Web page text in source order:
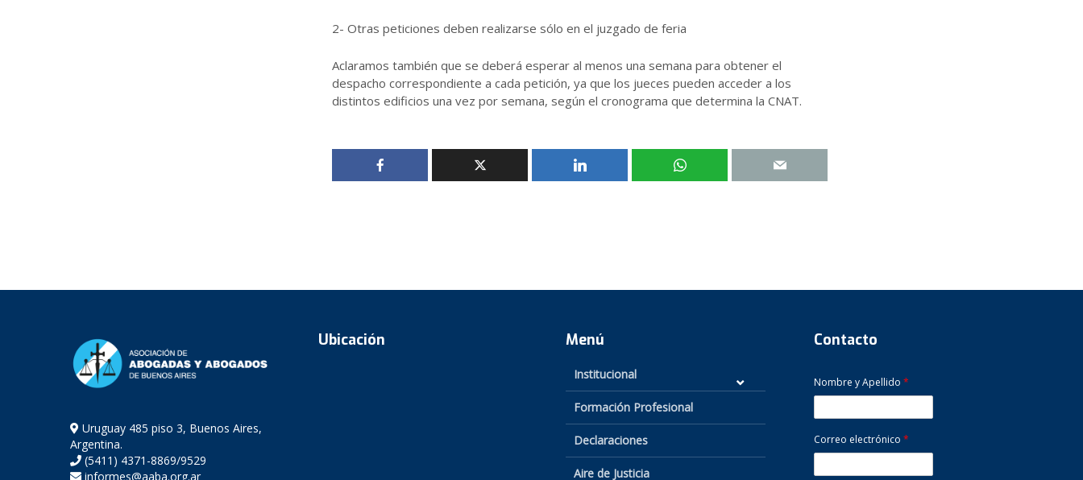
2- Otras peticiones deben realizarse sólo en el juzgado de feria
Aclaramos también que se deberá esperar al menos una semana para obtener el
despacho correspondiente a cada petición, ya que los jueces pueden acceder a los
distintos edificios una vez por semana, según el cronograma que determina la CNAT.
Uruguay 485 piso 3, Buenos Aires,
Argentina.
(5411) 4371-8869/9529
informes@aaba.org.ar
Ubicación Menú
Institucional
Formación Profesional
Declaraciones
Aire de Justicia
Contacto
Nombre y Apellido *
Correo electrónico *